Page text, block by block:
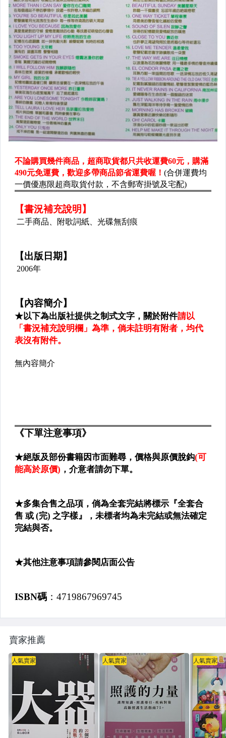
✈餐飲
✈旅遊
✈寵物
✈體育╱武術
✈電影╱動畫╱影劇
✈娛樂╱寫真集
▌保健 ▌美容 ▌
✈醫療
✈美容
▌進修考試 ▌語言學習 ▌
✈語言考試
✈升學考試
✈語言學習
▌大學用書 ▌
✈大學文學
✈大學藝術傳播
✈大學社科
▌財經 ▌企管 ▌
✈理財
✈心理╱學習法
✈兩性關係
▌家庭 ▌親子 ▌教育 ▌
賣家推薦
人氣賣家 人氣賣家 人氣賣家